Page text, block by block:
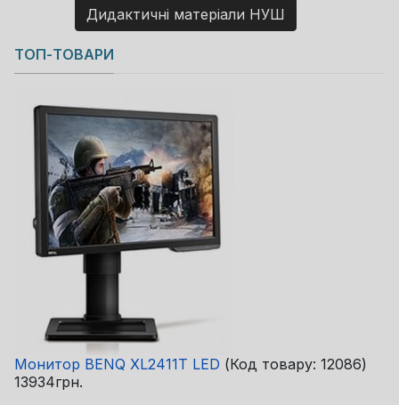
Дидактичні матеріали НУШ
Copyright MAXXmarketing GmbH
JoomShopping Download & Support
ТОП-ТОВАРИ
Монитор BENQ XL2411T LED (Код товару: 12086)
13934грн.